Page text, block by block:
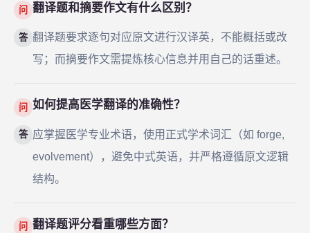
问 翻译题和摘要作文有什么区别？
答 翻译题要求逐句对应原文进行汉译英，不能概括或改
写；而摘要作文需提炼核心信息并用自己的话重述。
问 如何提高医学翻译的准确性？
答 应掌握医学专业术语，使用正式学术词汇（如 forge,
evolvement），避免中式英语，并严格遵循原文逻辑
结构。
问 翻译题评分看重哪些方面？